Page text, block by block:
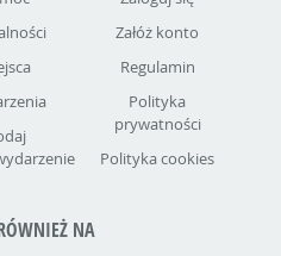
Załóż konto
Regulamin
Polityka
prywatności
Polityka cookies
NA